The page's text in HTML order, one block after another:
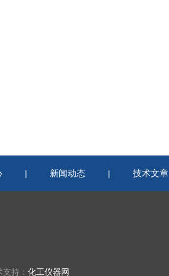
| 新闻动态 | 技术文章
持： 化工仪器网